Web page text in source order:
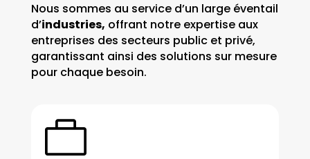
Nous sommes au service d’un large éventail
d’industries, offrant notre expertise aux
entreprises des secteurs public et privé,
garantissant ainsi des solutions sur mesure
pour chaque besoin.
